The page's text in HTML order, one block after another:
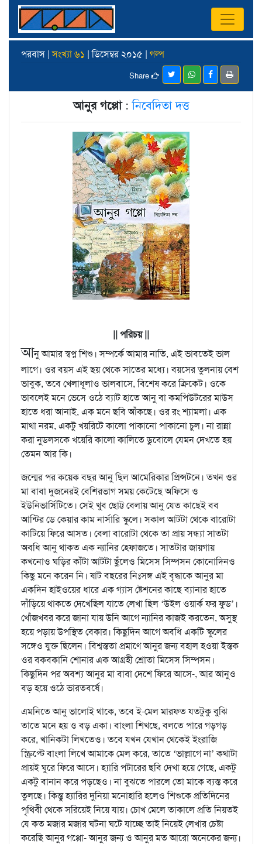
পরবাস |সংখ্যা ৬১ | ডিসেম্বর ২০১৫ | গল্প
Share
আনুর গপ্পো:নিবেদিতা দত্ত
|| পরিচয় ||
আনু আমার স্বপ্ন শিশু। সম্পর্কে আমার নাতি, এই ভাবতেই ভাল
লাগে। ওর বয়স এই ছয় থেকে সাতের মধ্যে। বয়সের তুলনায় বেশ
ভাবুক, তবে খেলাধূলাও ভালবাসে, বিশেষ করে ক্রিকেট। ওকে
ভাবলেই মনে ভেসে ওঠে ব্যাট হাতে আনু বা কমপিউটরের মাউস
হাতে ধরা আনাই, এক মনে ছবি আঁকছে। ওর রং শ্যামলা। এক
মাথা নরম, একটু খয়রিটে কালো পাকানো পাকানো চুল। না রান্না
করা নুডলসকে খয়েরি কালো কালিতে ডুবোলে যেমন দেখতে হয়
তেমন আর কি।
জন্মের পর কয়েক বছর আনু ছিল আমেরিকার প্রিন্সটনে। তখন ওর
মা বাবা দুজনেরই বেশিরভাগ সময় কেটেছে অফিসে ও
ইউনিভার্সিটিতে। সেই খুব ছোট্ট বেলায় আনু যেত কাছেই বব
আন্টির ডে কেয়ার কাম নার্সারি স্কুলে। সকাল আটটা থেকে বারোটা
কাটিয়ে ফিরে আসত। বেলা বারোটা থেকে তা প্রায় সন্ধ্যা সাতটা
অবধি আনু থাকত এক ন্যানির হেফাজতে। সাতটার জায়গায়
কখনোও ঘড়ির কাঁটা আটটা ছুঁলেও মিসেস সিম্পসন কোনোদিনও
কিছু মনে করেন নি। ষাট বছরের নিঃসঙ্গ এই বৃদ্ধাকে আনুর মা
একদিন হাইওয়ের ধারে এক গ্যাস ষ্টেশনের কাছে ব্যানার হাতে
দাঁড়িয়ে থাকতে দেখেছিল যাতে লেখা ছিল ‘উইল ওয়ার্ক ফর ফুড’।
খোঁজখবর করে জানা যায় উনি আগে ন্যানির কাজই করতেন, অসুস্থ
হয়ে পড়ায় উপস্থিত বেকার। কিছুদিন আগে অবধি একটি স্কুলের
সঙ্গেও যুক্ত ছিলেন। বিশ্বস্ততা প্রমাণে আনুর জন্য বহাল হওয়া ইস্তক
ওর বকবকানি শোনার এক আগ্রহী শ্রোতা মিসেস সিম্পসন।
কিছুদিন পর অবশ্য আনুর মা বাবা দেশে ফিরে আসে-, আর আনুও
বড় হয়ে ওঠে ভারতবর্ষে।
এমনিতে আনু ভালোই থাকে, তবে ই-মেল মারফত যতটুকু বুঝি
তাতে মনে হয় ও বড় একা। বাংলা শিখছে, বলতে পারে গড়গড়
করে, খানিকটা লিখতেও। তবে যখন যেখান থেকেই ইংরাজি
স্ক্রিপ্টে বাংলা লিখে আমাকে মেল করে, তাতে ‘ভাল্লাগে না’ কথাটা
প্রায়ই ঘুরে ফিরে আসে। হ্যারি পটারের ছবি দেখা হয়ে গেছে, একটু
একটু বানান করে পড়ছেও। না বুঝতে পারলে তো মাকে ব্যস্ত করে
তুলছে। কিন্তু হ্যারির দুনিয়া মনোহারি হলেও শিশুকে প্রতিদিনের
পৃথিবী থেকে সরিয়েই নিয়ে যায়। চোখ মেলে তাকালে প্রতি নিয়তই
যে কত মজার মজার ঘটনা ঘটে যাচ্ছে তাই নিয়েই লেখার চেষ্টা
করেছি আনুর গপ্পো- আনুর জন্য ও আনুর মত আরো অনেকের জন্য।